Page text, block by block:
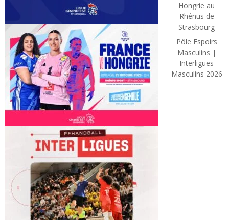
Hongrie au
Rhénus de
Strasbourg
Pôle Espoirs
Masculins |
Interligues
Masculins 2026